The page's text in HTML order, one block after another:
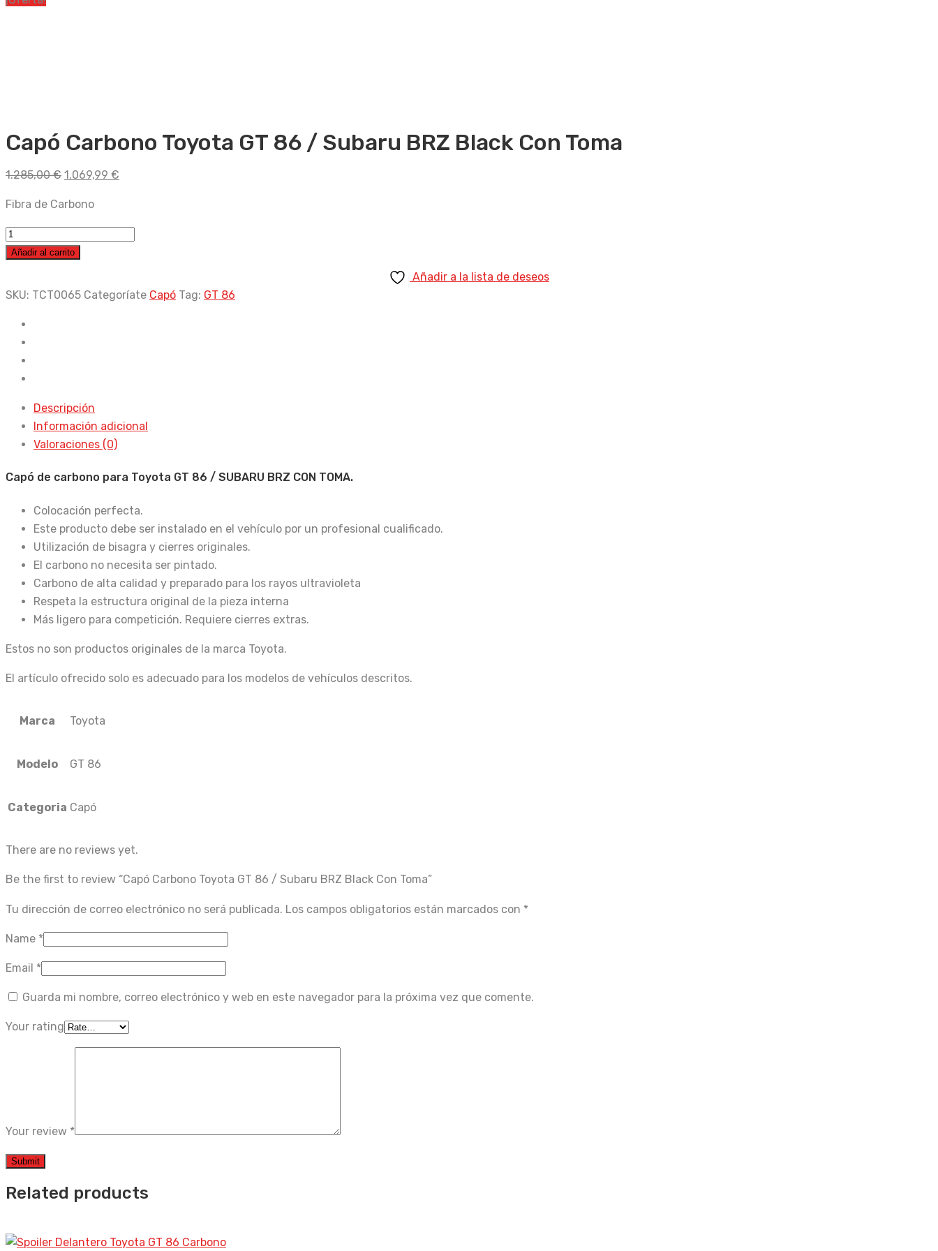
Capó Carbono Toyota GT 86 / Subaru BRZ Black Con Toma
1.285,00€ El
original
era:
1.285,00 €.
1.069,99 €
es:
Fibra de Carbono
Capó
Carbono
GT
Subaru
BRZ
Black
Toma
cantidad
Añadir al carrito
Añadir a la lista de deseos
SKU: TCT0065 Categoríate Capó Tag: GT 86
Descripción
Información adicional
Valoraciones (0)
Capó de carbono para Toyota GT 86 / SUBARU BRZ CON TOMA.
Colocación perfecta.
Este producto debe ser instalado en el vehículo por un profesional cualificado.
Utilización de bisagra y cierres originales.
El carbono no necesita ser pintado.
Carbono de alta calidad y preparado para los rayos ultravioleta
Respeta la estructura original de la pieza interna
Más ligero para competición. Requiere cierres extras.
Estos no son productos originales de la marca Toyota.
El artículo ofrecido solo es adecuado para los modelos de vehículos descritos.
Marca Toyota
Modelo GT 86
Categoria Capó
There are no reviews yet.
Be the first to review “Capó Carbono Toyota GT 86 / Subaru BRZ Black Con Toma”
Tu dirección de correo electrónico no será publicada. Los campos obligatorios están marcados con *
Name *
Email *
Guarda mi nombre, correo electrónico y web en este navegador para la próxima vez que comente.
Your rating
Your review *
Related products